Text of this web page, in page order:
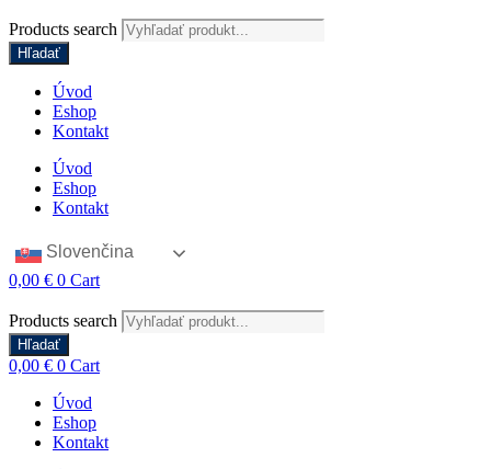
Products search
Hľadať
Úvod
Eshop
Kontakt
Úvod
Eshop
Kontakt
Slovenčina
0,00 € 0 Cart
Products search
Hľadať
0,00 € 0 Cart
Úvod
Eshop
Kontakt